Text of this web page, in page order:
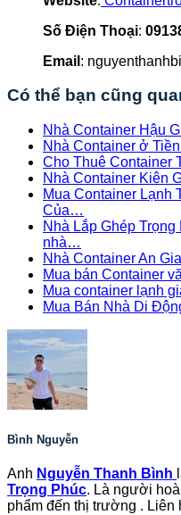
Số Điện Thoại:
Email :
Có thể bạn cũng
Nhà Container Hậu
Nhà Container ở
Cho Thuê Container
Nhà Container Kiên
Mua Container Lạnh
Của…
Nhà Lắp Ghép
nhà…
Nhà Container An
Mua bán Container
Mua container lạnh
Mua Bán Nhà Di
Bình Nguyễn
Anh Nguyễn Thanh Bình
Trọng Phúc. Là người
phẩm đến thị trường . Liên